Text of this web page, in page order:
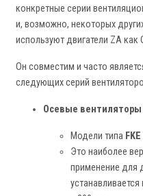
конкретные серии
и, возможно, некоторых
используют двигатели ZA как
Он совместим и часто
следующих серий
Осевые вентиляторы
Модели типа
Это наиболее
применение для